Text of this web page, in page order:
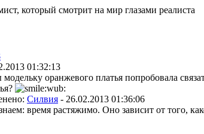
который смотрит на мир глазами реалиста
01:32:13
оранжевого платья попробовала
Силвия - 26.02.2013 01:36:06
время растяжимо. Оно зависит от того,